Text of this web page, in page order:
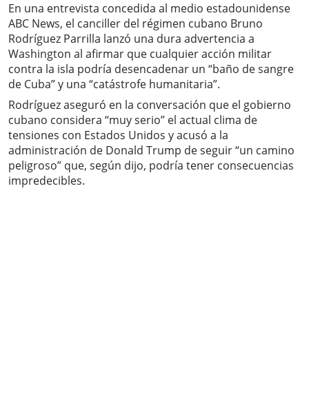
En una entrevista concedida al medio estadounidense
ABC News, el canciller del régimen cubano Bruno
Rodríguez Parrilla lanzó una dura advertencia a
Washington al afirmar que cualquier acción militar
contra la isla podría desencadenar un “baño de sangre
de Cuba” y una “catástrofe humanitaria”.
Rodríguez aseguró en la conversación que el gobierno
cubano considera “muy serio” el actual clima de
tensiones con Estados Unidos y acusó a la
administración de Donald Trump de seguir “un camino
peligroso” que, según dijo, podría tener consecuencias
impredecibles.